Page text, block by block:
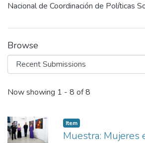
Nacional de Coordinación de Políticas
Browse
Recent Submissions
Now showing 1 - 8 of 8
Item
Muestra: Mujeres